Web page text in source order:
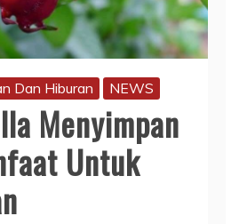
Dan Hiburan NEWS
Menyimpan
Untuk